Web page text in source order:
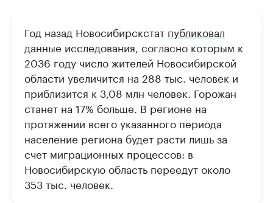
Год назад Новосибирскстат публиковал
данные исследования, согласно которым к
2036 году число жителей Новосибирской
области увеличится на 288 тыс. человек и
приблизится к 3,08 млн человек. Горожан
станет на 17% больше. В регионе на
протяжении всего указанного периода
население региона будет расти лишь за
счет миграционных процессов: в
Новосибирскую область переедут около
353 тыс. человек.